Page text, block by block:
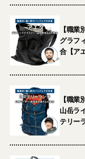
【職業
グラフ
合【ア
【職業
山岳ラ
テリー